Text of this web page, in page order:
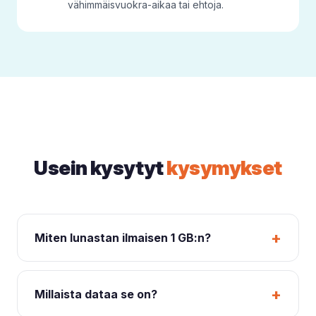
vähimmäisvuokra-aikaa tai ehtoja.
Usein kysytytkysymykset
Miten lunastan ilmaisen 1 GB:n? +
Sinun ei tarvitse tehdä mitään. Heti kun
matkailuauton tai -vaunun varauksesi on vahvistettu
CampervanPlanetissa, olet automaattisesti mukana
Millaista dataa se on? +